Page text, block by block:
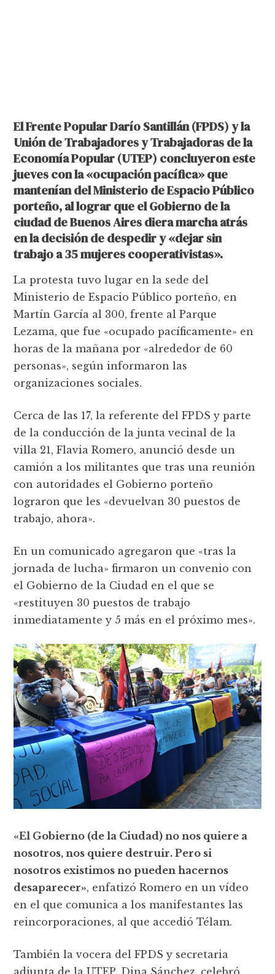
El Frente Popular Darío Santillán (FPDS) y la
Unión de Trabajadores y Trabajadoras de la
Economía Popular (UTEP) concluyeron este
jueves con la «ocupación pacífica» que
mantenían del Ministerio de Espacio Público
porteño, al lograr que el Gobierno de la
ciudad de Buenos Aires diera marcha atrás
en la decisión de despedir y «dejar sin
trabajo a 35 mujeres cooperativistas».
La protesta tuvo lugar en la sede del
Ministerio de Espacio Público porteño, en
Martín García al 300, frente al Parque
Lezama, que fue «ocupado pacíficamente» en
horas de la mañana por «alrededor de 60
personas», según informaron las
organizaciones sociales.
Cerca de las 17, la referente del FPDS y parte
de la conducción de la junta vecinal de la
villa 21, Flavia Romero, anunció desde un
camión a los militantes que tras una reunión
con autoridades el Gobierno porteño
lograron que les «devuelvan 30 puestos de
trabajo, ahora».
En un comunicado agregaron que «tras la
jornada de lucha» firmaron un convenio con
el Gobierno de la Ciudad en el que se
«restituyen 30 puestos de trabajo
inmediatamente y 5 más en el próximo mes».
«El Gobierno (de la Ciudad) no nos quiere a
nosotros, nos quiere destruir. Pero si
nosotros existimos no pueden hacernos
desaparecer», enfatizó Romero en un vídeo
en el que comunica a los manifestantes las
reincorporaciones, al que accedió Télam.
También la vocera del FPDS y secretaria
adjunta de la UTEP, Dina Sánchez, celebró